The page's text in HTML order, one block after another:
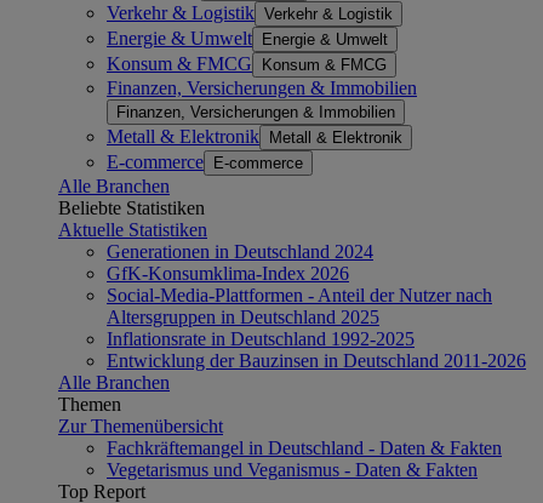
Verkehr & Logistik Verkehr & Logistik
Energie & Umwelt Energie & Umwelt
Konsum & FMCG Konsum & FMCG
Finanzen, Versicherungen & Immobilien
Finanzen, Versicherungen & Immobilien
Metall & Elektronik Metall & Elektronik
E-commerce E-commerce
Alle Branchen
Beliebte Statistiken
Aktuelle Statistiken
Generationen in Deutschland 2024
GfK-Konsumklima-Index 2026
Social-Media-Plattformen - Anteil der Nutzer nach
Altersgruppen in Deutschland 2025
Inflationsrate in Deutschland 1992-2025
Entwicklung der Bauzinsen in Deutschland 2011-2026
Alle Branchen
Themen
Zur Themenübersicht
Fachkräftemangel in Deutschland - Daten & Fakten
Vegetarismus und Veganismus - Daten & Fakten
Top Report